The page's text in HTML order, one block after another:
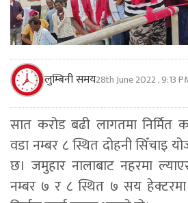
लुम्बिनी समय28th June 2022 , 9:13
सात करोड बढी लागतमा निर्मित
वडा नम्बर ८ स्थित दोहनी सिँचाइ
छ। जमुहार नालाबाट नहरमा
नम्बर ७ र ८ स्थित ७ सय